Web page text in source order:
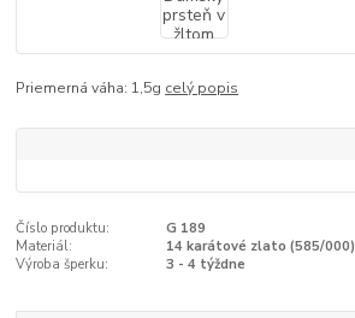
Priemerná váha: 1,5g celý popis
Číslo produktu:
G 189
Materiál:
14 karátové zlato (585/000)
Výroba šperku:
3 - 4 týždne